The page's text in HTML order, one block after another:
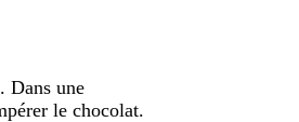
Dans une
le chocolat.